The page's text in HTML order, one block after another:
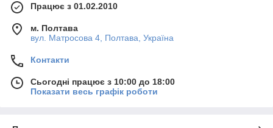
Працює з 01.02.2010
м. Полтава
вул. Матросова 4, Полтава, Україна
Контакти
Сьогодні працює з 10:00 до 18:00
Показати весь графік роботи